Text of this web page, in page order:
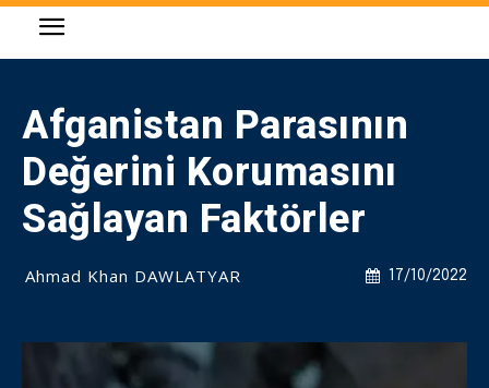
Afganistan Parasının
Değerini Korumasını
Sağlayan Faktörler
17/10/2022
Ahmad Khan DAWLATYAR